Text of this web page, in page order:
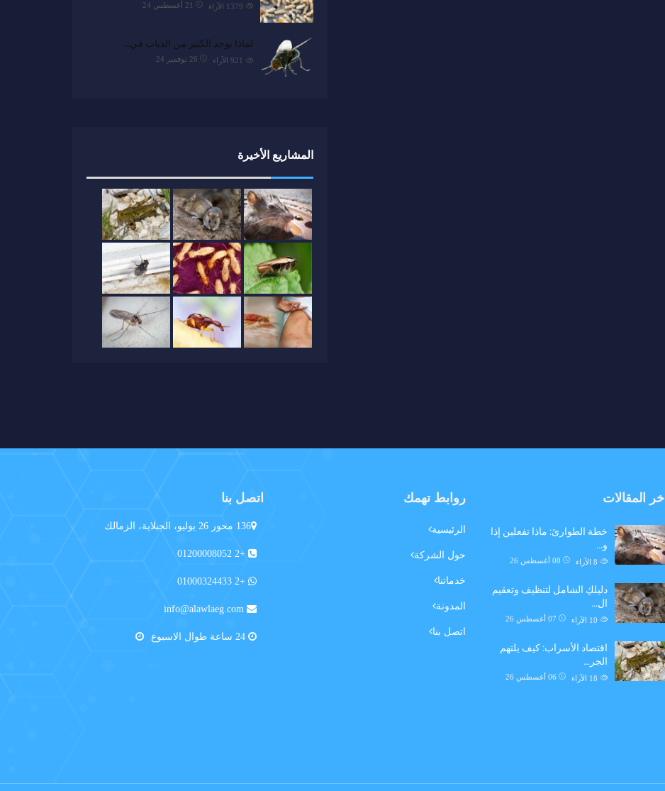
21 أغسطس 24 الآراء
لماذا يوجد الكثير من الذباب في…
26 نوفمبر 24 الآراء
المشاريع الأخيرة
اخر المقالات
خطة الطوارئ: ماذا تفعلين إذا
و…
08 أغسطس 26 الآراء
دليلكِ الشامل لتنظيف وتعقيم
ال…
07 أغسطس 26 الآراء
اقتصاد الأسراب: كيف يلتهم
الجر…
06 أغسطس 26 الآراء
روابط تهمك
الرئيسية
حول الشركة
خدماتنا
المدونة
اتصل بنا
اتصل بنا
136 محور 26 يوليو، الجبلاية، الزمالك
+2 01200008052
+2 01000324433